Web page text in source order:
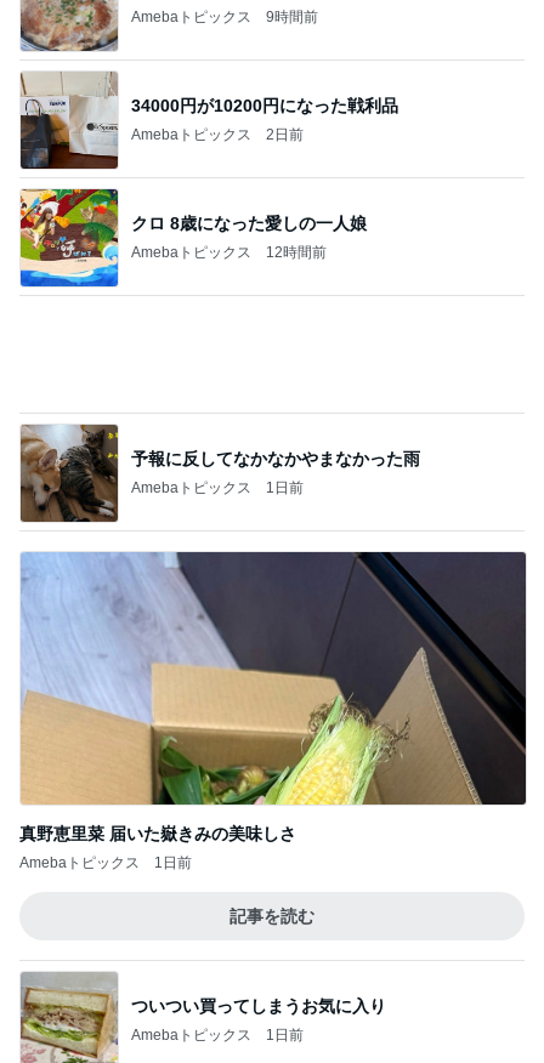
3
け麺専門店 三田製麺所 岡崎店 愛知県岡崎市
『やすたろう』的 食の備忘録
4
１品食べてみた
アッキーのデカ盛りライフ
このジャンルの記事をもっと見る
次世代掃除機がやってきた！！
Amebaトピックス 22時間前
イヤイヤ期のイライラが減った方法
Amebaトピックス 1日前
クロ レゴランドでの可愛いお土産
Amebaトピックス 1日前
Amebaトピックス 1日前
びっくりするほど涼しい冷感ポンチョ
Amebaトピックス 1日前